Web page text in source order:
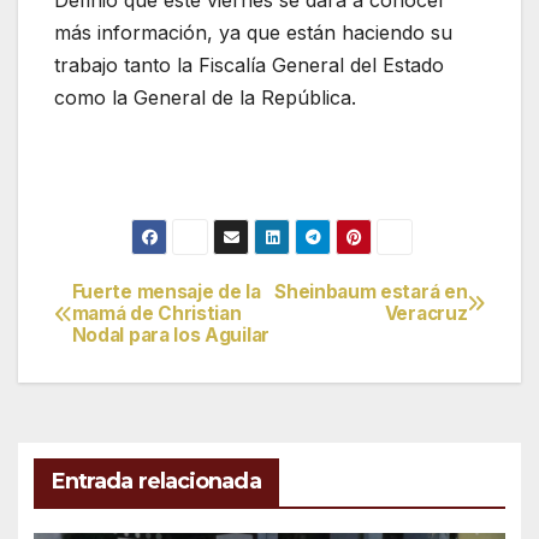
más información, ya que están haciendo su
trabajo tanto la Fiscalía General del Estado
como la General de la República.
Navegación
de
Sheinbaum estará en
Veracruz
Fuerte mensaje de la
mamá de Christian
Nodal para los Aguilar
Entrada relacionada